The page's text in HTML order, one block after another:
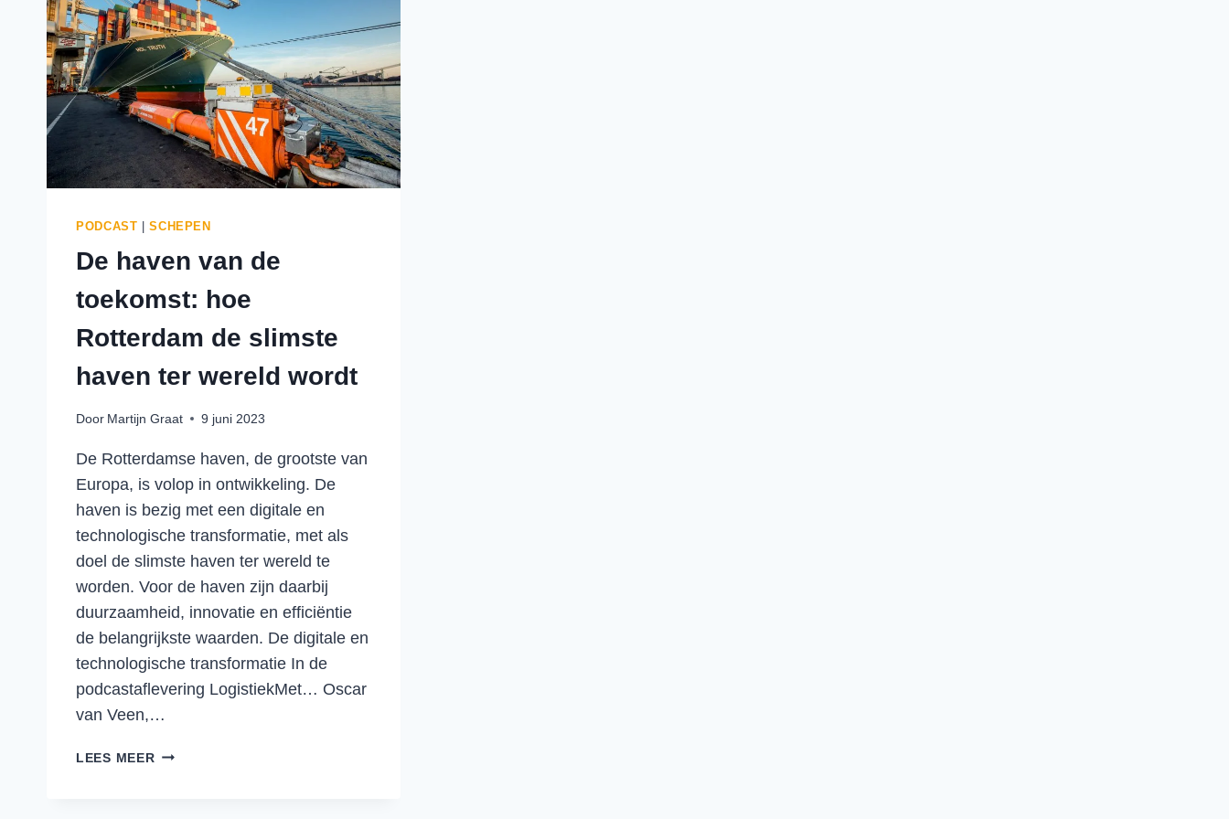
PODCAST |SCHEPEN
De haven van de
toekomst: hoe
Rotterdam de slimste
haven ter wereld wordt
Door Martijn Graat 9 juni 2023
De Rotterdamse haven, de grootste van
Europa, is volop in ontwikkeling. De
haven is bezig met een digitale en
technologische transformatie, met als
doel de slimste haven ter wereld te
worden. Voor de haven zijn daarbij
duurzaamheid, innovatie en efficiëntie
de belangrijkste waarden. De digitale en
technologische transformatie In de
podcastaflevering LogistiekMet… Oscar
van Veen,…
LEES MEERDE